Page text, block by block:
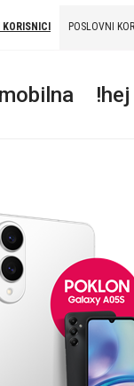
POSLOVNI
mobilna !hej